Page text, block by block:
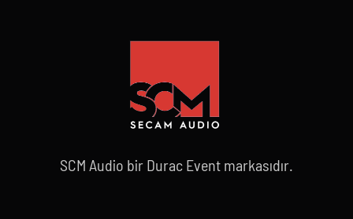
SCM Audio bir Durac Event markasıdır.